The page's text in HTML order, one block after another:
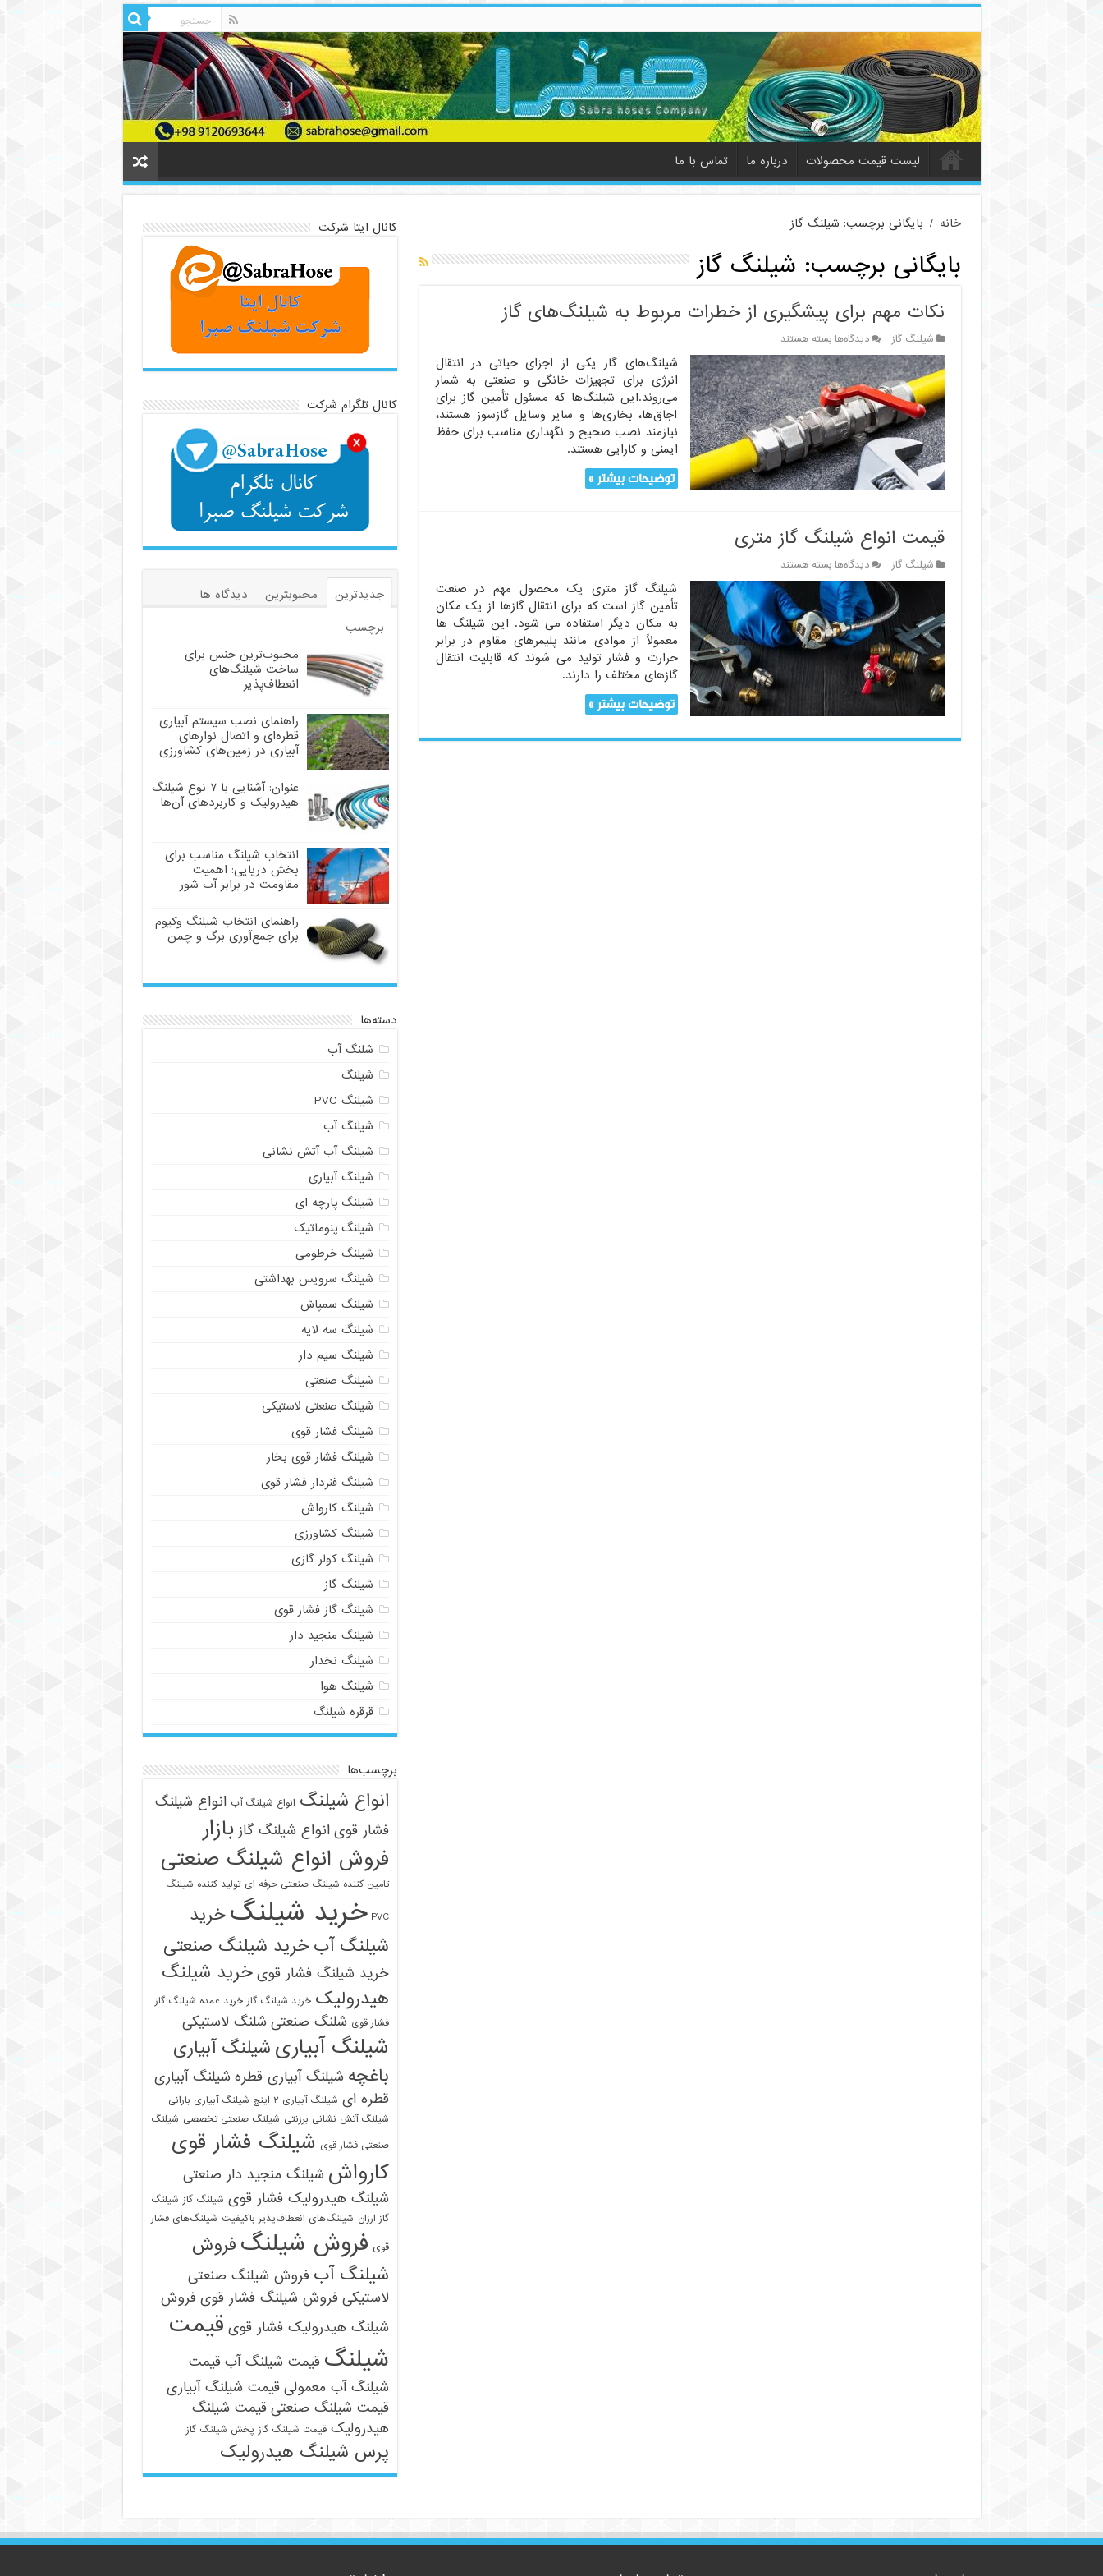
لیست قیمت محصولات درباره ما تماس با ما
خانه / بایگانی برچسب: شیلنگ گاز
بایگانی برچسب: شیلنگ گاز
نکات مهم برای پیشگیری از خطرات مربوط به شیلنگ‌های گاز
شیلنگ گاز دیدگاه‌هابرای
نکات
مهم
برای
پیشگیری
از
خطرات
مربوط
به
شیلنگ‌های
گاز
بسته هستند
شیلنگ‌های گاز یکی از اجزای حیاتی در انتقال
انرژی برای تجهیزات خانگی و صنعتی به شمار
می‌روند.این شیلنگ‌ها که مسئول تأمین گاز برای
اجاق‌ها، بخاری‌ها و سایر وسایل گازسوز هستند،
نیازمند نصب صحیح و نگهداری مناسب برای حفظ
ایمنی و کارایی هستند.
توضیحات بیشتر »
قیمت انواع شیلنگ گاز متری
شیلنگ گاز دیدگاه‌هابرای
قیمت
انواع
شیلنگ
گاز
متری
بسته هستند
شیلنگ گاز متری یک محصول مهم در صنعت
تأمین گاز است که برای انتقال گازها از یک مکان
به مکان دیگر استفاده می شود. این شیلنگ ها
معمولاً از موادی مانند پلیمرهای مقاوم در برابر
حرارت و فشار تولید می شوند که قابلیت انتقال
گازهای مختلف را دارند.
توضیحات بیشتر »
کانال ایتا شرکت
کانال تلگرام شرکت
جدیدترین محبوبترین
دیدگاه ها
برچسب
محبوب‌ترین جنس برای
ساخت شیلنگ‌های
انعطاف‌پذیر
راهنمای نصب سیستم آبیاری
قطره‌ای و اتصال نوارهای
آبیاری در زمین‌های کشاورزی
عنوان: آشنایی با ۷ نوع شیلنگ
هیدرولیک و کاربردهای آن‌ها
انتخاب شیلنگ مناسب برای
بخش دریایی: اهمیت
مقاومت در برابر آب شور
راهنمای انتخاب شیلنگ وکیوم
برای جمع‌آوری برگ و چمن
دسته‌ها
شلنگ آب
شیلنگ
شیلنگ PVC
شیلنگ آب
شیلنگ آب آتش نشانی
شیلنگ آبیاری
شیلنگ پارچه ای
شیلنگ پنوماتیک
شیلنگ خرطومی
شیلنگ سرویس بهداشتی
شیلنگ سمپاش
شیلنگ سه لایه
شیلنگ سیم دار
شیلنگ صنعتی
شیلنگ صنعتی لاستیکی
شیلنگ فشار قوی
شیلنگ فشار قوی بخار
شیلنگ فنردار فشار قوی
شیلنگ کارواش
شیلنگ کشاورزی
شیلنگ کولر گازی
شیلنگ گاز
شیلنگ گاز فشار قوی
شیلنگ منجید دار
شیلنگ نخدار
شیلنگ هوا
قرقره شیلنگ
برچسب‌ها
انواع شیلنگ انواع شیلنگ آب انواع شیلنگ
فشار قوی انواع شیلنگ گاز بازار
فروش انواع شیلنگ صنعتی
تامین کننده شیلنگ صنعتی حرفه ای تولید کننده شیلنگ
PVC خرید شیلنگ خرید
شیلنگ آب خرید شیلنگ صنعتی
خرید شیلنگ فشار قوی خرید شیلنگ
هیدرولیک خرید شیلنگ گاز خرید عمده شیلنگ گاز
فشار قوی شلنگ صنعتی شلنگ لاستیکی
شیلنگ آبیاری شیلنگ آبیاری
باغچه شیلنگ آبیاری قطره شیلنگ آبیاری
قطره ای شیلنگ آبیاری ۲ اینچ شیلنگ آبیاری بارانی
شیلنگ آتش نشانی برزنتی شیلنگ صنعتی تخصصی شیلنگ
صنعتی فشار قوی شیلنگ فشار قوی
کارواش شیلنگ منجید دار صنعتی
شیلنگ هیدرولیک فشار قوی شیلنگ گاز شیلنگ
گاز ارزان شیلنگ‌های انعطاف‌پذیر باکیفیت شیلنگ‌های فشار
قوی فروش شیلنگ فروش
شیلنگ آب فروش شیلنگ صنعتی
لاستیکی فروش شیلنگ فشار قوی فروش
شیلنگ هیدرولیک فشار قوی قیمت
شیلنگ قیمت شیلنگ آب قیمت
شیلنگ آب معمولی قیمت شیلنگ آبیاری
قیمت شیلنگ صنعتی قیمت شیلنگ
هیدرولیک قیمت شیلنگ گاز پخش شیلنگ گاز
پرس شیلنگ هیدرولیک